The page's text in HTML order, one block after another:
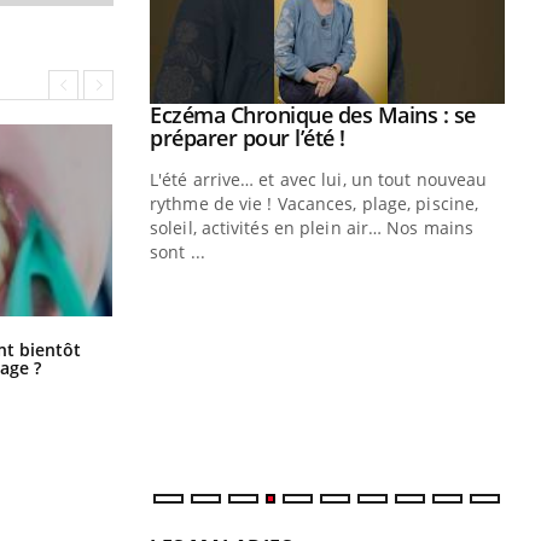
bientôt
?
de type 2
chez les
les soignants.
Youtube
Eczéma Chronique des Mains : se
préparer pour l’été !Youtube
L'été arrive… et avec lui, un tout nouveau
rythme de vie ! Vacances, plage, piscine,
soleil, activités en plein air… Nos mains
sont ...